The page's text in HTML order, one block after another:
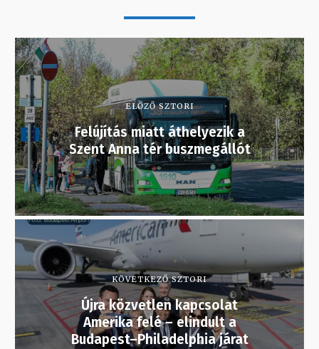
ELŐZŐ SZTORI
Felújítás miatt áthelyezik a
Szent Anna tér buszmegállót
KÖVETKEZŐ SZTORI
Újra közvetlen kapcsolat
Amerika felé – elindult a
Budapest–Philadelphia járat